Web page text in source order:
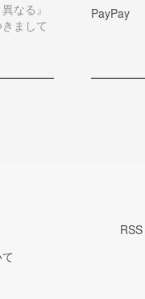
なる』
まして
PayPay
RSS